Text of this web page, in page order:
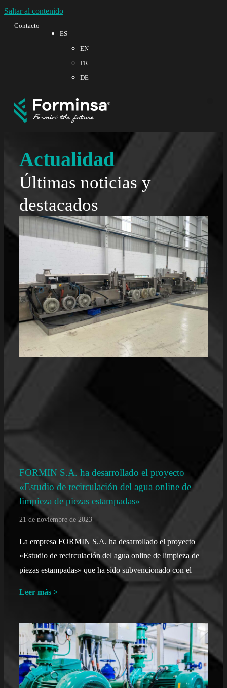
Saltar al contenido
Contacto
ES
EN
FR
DE
Actualidad
Últimas noticias y
destacados
FORMIN S.A. ha desarrollado el proyecto
«Estudio de recirculación del agua online de
limpieza de piezas estampadas»
21 de noviembre de 2023
La empresa FORMIN S.A. ha desarrollado el proyecto
«Estudio de recirculación del agua online de limpieza de
piezas estampadas» que ha sido subvencionado con el
Leer más >